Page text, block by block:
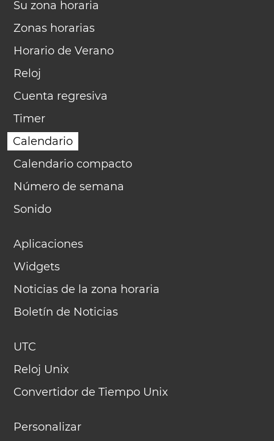
Su zona horaria
Zonas horarias
Horario de Verano
Reloj
Cuenta regresiva
Timer
Calendario
Calendario compacto
Número de semana
Sonido
Aplicaciones
Widgets
Noticias de la zona horaria
Boletín de Noticias
UTC
Reloj Unix
Convertidor de Tiempo Unix
Personalizar